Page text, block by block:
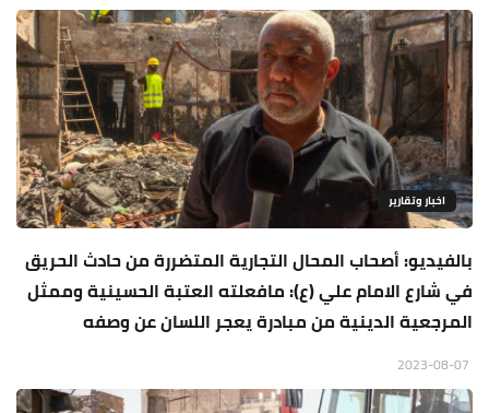
اخبار وتقارير
بالفيديو: أصحاب المحال التجارية المتضررة من حادث الحريق
في شارع الامام علي (ع): مافعلته العتبة الحسينية وممثل
المرجعية الدينية من مبادرة يعجر اللسان عن وصفه